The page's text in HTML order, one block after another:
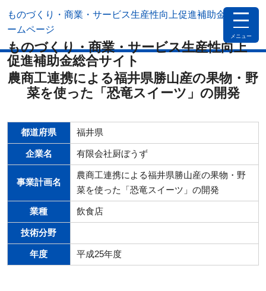
ものづくり・商業・サービス生産性向上促進補助金公式ホ
ームページ
ものづくり・商業・サービス生産性向上
促進補助金総合サイト
toggle
メニュー
農商工連携による福井県勝山産の果物・野
菜を使った「恐竜スイーツ」の開発
都道府県 福井県
企業名 有限会社厨ぼうず
事業計画名
農商工連携による福井県勝山産の果物・野
菜を使った「恐竜スイーツ」の開発
業種 飲食店
技術分野
年度 平成25年度